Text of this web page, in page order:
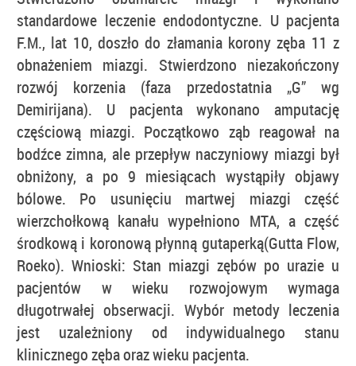
standardowe leczenie endodontyczne. U pacjenta
F.M., lat 10, doszło do złamania korony zęba 11 z
obnażeniem miazgi. Stwierdzono niezakończony
rozwój korzenia (faza przedostatnia „G” wg
Demirijana). U pacjenta wykonano amputację
częściową miazgi. Początkowo ząb reagował na
bodźce zimna, ale przepływ naczyniowy miazgi był
obniżony, a po 9 miesiącach wystąpiły objawy
bólowe. Po usunięciu martwej miazgi część
wierzchołkową kanału wypełniono MTA, a część
środkową i koronową płynną gutaperką(Gutta Flow,
Roeko). Wnioski: Stan miazgi zębów po urazie u
pacjentów w wieku rozwojowym wymaga
długotrwałej obserwacji. Wybór metody leczenia
jest uzależniony od indywidualnego stanu
klinicznego zęba oraz wieku pacjenta.